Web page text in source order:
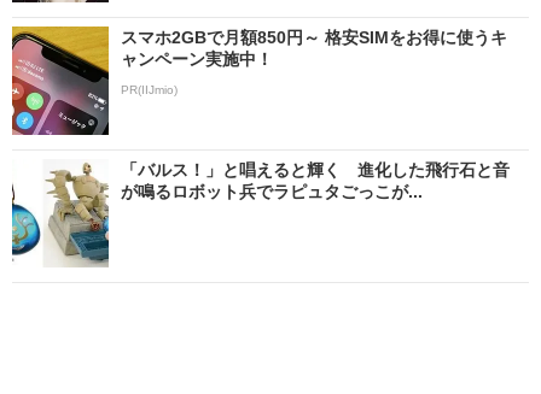
スマホ2GBで月額850円～ 格安SIMをお得に使うキ
ャンペーン実施中！
PR(IIJmio)
「バルス！」と唱えると輝く 進化した飛行石と音
が鳴るロボット兵でラピュタごっこが...